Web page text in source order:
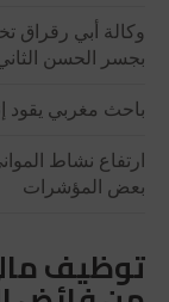
بجسر الحسن
باحث مغربي يقود
ارتفاع نشاط
بعض المؤشرات